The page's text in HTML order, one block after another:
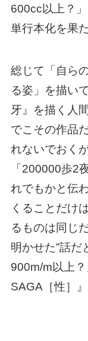
600cc以上？
単行本化を果
総じて「自ら
る姿」を描い
牙』を描く人
でこその作品
れないでおく
「200000歩2
れでもかと伝
くることだけ
るものは同じ
明かせた”話だ
900m/m以上
SAGA［性］